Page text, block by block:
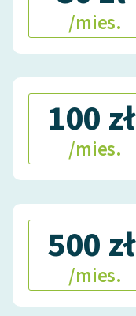
/mies.
100 zł
/mies.
500 zł
/mies.